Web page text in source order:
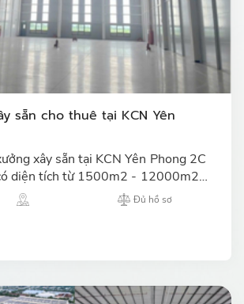
sẵn cho thuê tại KCN Yên
xây sẵn tại KCN Yên Phong 2C
diện tích từ 1500m2 - 12000m2…
Đủ hồ sơ